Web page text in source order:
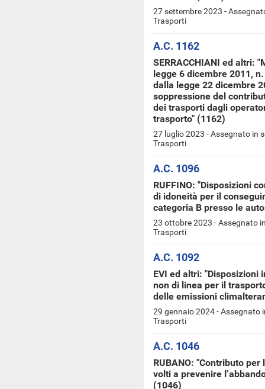
27 settembre 2023 -
Trasporti
A.C. 1162
SERRACCHIANI ed altri:
legge 6 dicembre 2011,
dalla legge 22 dicembre
soppressione del
dei trasporti dagli
trasporto" (1162)
27 luglio 2023 - Assegnato in
Trasporti
A.C. 1096
RUFFINO: "Disposizioni
di idoneità per il
categoria B presso le
23 ottobre 2023 - Assegnato
Trasporti
A.C. 1092
EVI ed altri:
non di linea per il
delle emissioni
29 gennaio 2024 - Assegnato
Trasporti
A.C. 1046
RUBANO: "Contributo
volti a prevenire
(1046)